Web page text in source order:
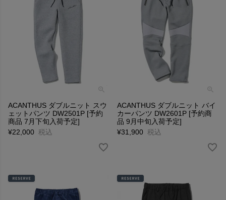
ACANTHUS ダブルニット スウ
ェットパンツ DW2501P [予約
商品 7月下旬入荷予定]
¥22,000 税込
ACANTHUS ダブルニット バイ
カーパンツ DW2601P [予約商
品 9月中旬入荷予定]
¥31,900 税込